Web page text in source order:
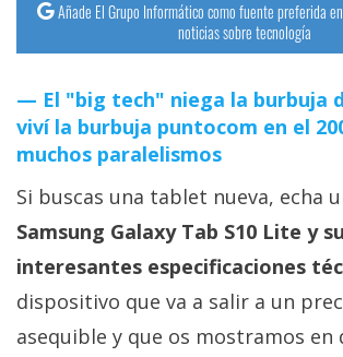
Ciberseguridad
Sistemas
operativos
Profesional
+
Más
temas
Añade El Grupo Informático como fuente preferida
noticias sobre tecnología
El "big tech" niega la burbuja
viví la burbuja puntocom en el
muchos paralelismos
Si buscas una tablet nueva, echa
Samsung Galaxy Tab S10 Lite y
interesantes especificaciones
dispositivo que va a salir a un
asequible y que os mostramos en